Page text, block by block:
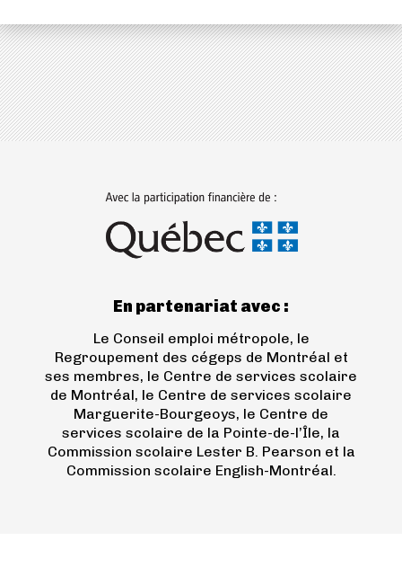
En partenariat avec :
Le Conseil emploi métropole, le
Regroupement des cégeps de Montréal et
ses membres, le Centre de services scolaire
de Montréal, le Centre de services scolaire
Marguerite-Bourgeoys, le Centre de
services scolaire de la Pointe-de-l’Île, la
Commission scolaire Lester B. Pearson et la
Commission scolaire English-Montréal.